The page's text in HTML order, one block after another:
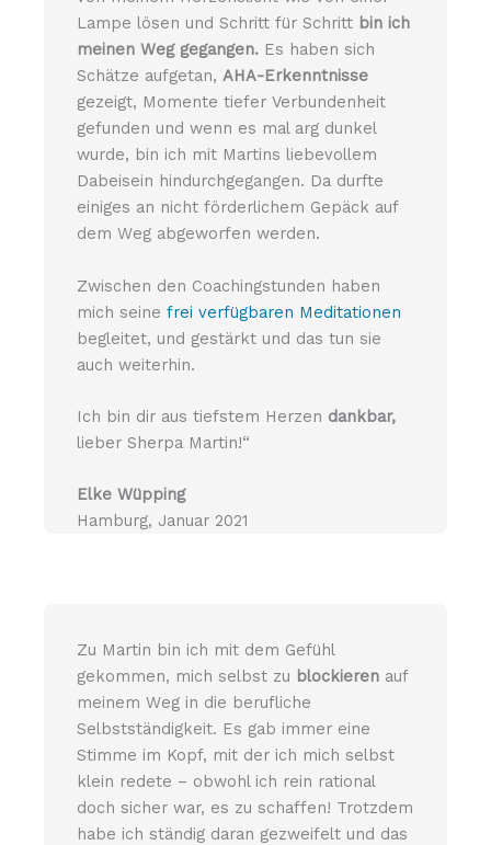
Lampe lösen und Schritt für Schritt bin ich
meinen Weg gegangen. Es haben sich
Schätze aufgetan, AHA-Erkenntnisse
gezeigt, Momente tiefer Verbundenheit
gefunden und wenn es mal arg dunkel
wurde, bin ich mit Martins liebevollem
Dabeisein hindurchgegangen. Da durfte
einiges an nicht förderlichem Gepäck auf
dem Weg abgeworfen werden.
Zwischen den Coachingstunden haben
mich seine frei verfügbaren Meditationen
begleitet, und gestärkt und das tun sie
auch weiterhin.
Ich bin dir aus tiefstem Herzen dankbar,
lieber Sherpa Martin!“
Elke Wüpping
Hamburg, Januar 2021
Zu Martin bin ich mit dem Gefühl
gekommen, mich selbst zu blockieren auf
meinem Weg in die berufliche
Selbstständigkeit. Es gab immer eine
Stimme im Kopf, mit der ich mich selbst
klein redete – obwohl ich rein rational
doch sicher war, es zu schaffen! Trotzdem
habe ich ständig daran gezweifelt und das